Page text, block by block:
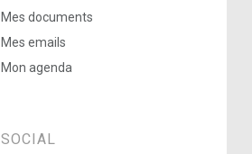
Mes documents
Mes emails
Mon agenda
SOCIAL